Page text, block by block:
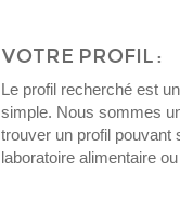
VOTRE PROFIL :
Le profil recherché est
simple. Nous sommes
trouver un profil pouvant
laboratoire alimentaire